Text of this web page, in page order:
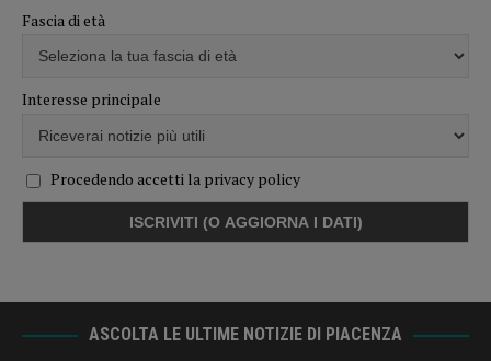
Fascia di età
Interesse principale
Procedendo accetti la privacy policy
ASCOLTA LE ULTIME NOTIZIE DI PIACENZA